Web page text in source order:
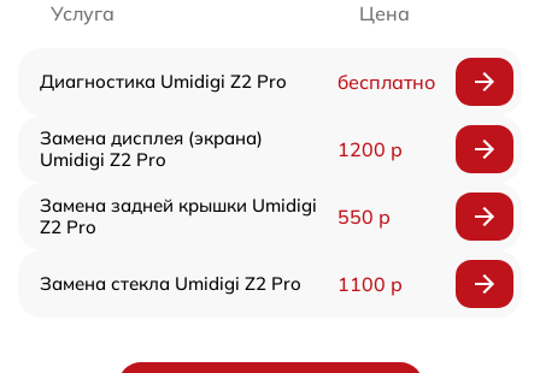
Услуга Цена
Диагностика Umidigi Z2 Pro бесплатно
Замена дисплея (экрана)
Umidigi Z2 Pro
1200 р
Замена задней крышки Umidigi
Z2 Pro
550 р
Замена стекла Umidigi Z2 Pro 1100 р